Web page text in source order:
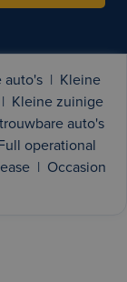
auto's
Kleine
Kleine zuinige
auto's
Full operational
Occasion